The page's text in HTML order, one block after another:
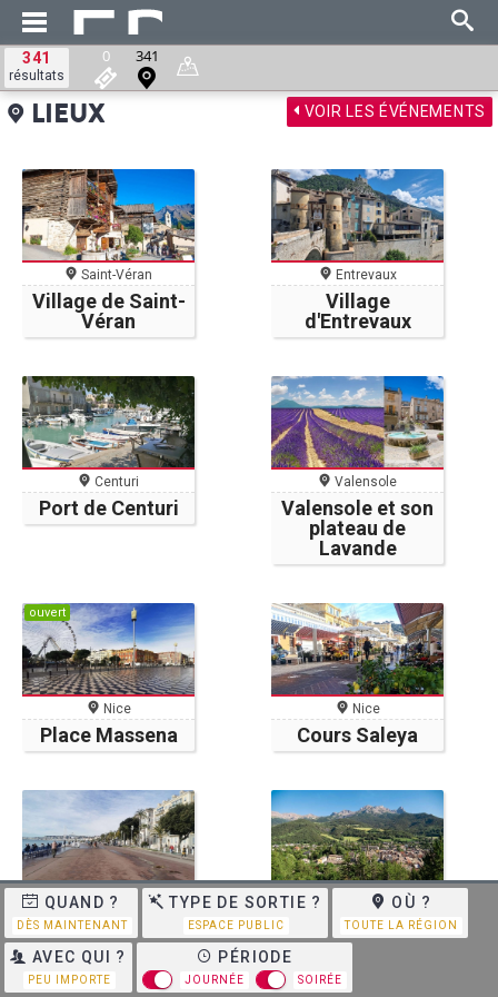
QUAND ?
DÈS MAINTENANT
TYPE DE SORTIE ?
ESPACE PUBLIC
OÙ ?
TOUTE LA RÉGION
AVEC QUI ?
PEU IMPORTE
PÉRIODE
JOURNÉE SOIRÉE
VOIR LES ÉVÉNEMENTS
LIEUX
Saint-Véran
Village de Saint-
Véran
Entrevaux
Village
d'Entrevaux
Centuri
Port de Centuri
Valensole
Valensole et son
plateau de
Lavande
ouvert
Nice
Place Massena
Nice
Cours Saleya
Nice
Promenade des
Anglais
Barcelonnette
Centre-Ville
341
résultats
0 341